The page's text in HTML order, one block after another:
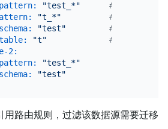
pattern:
"test_*"
# 匹配数据源
"t_*"
# 匹配数据源
"test"
# 目标 TiDB
"t"
# 目标 TiDB
2:
pattern:
"test_*"
"test"
用路由规则，过滤该数据源需要迁移